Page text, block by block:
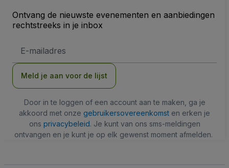
Ontvang de nieuwste evenementen en aanbiedingen
rechtstreeks in je inbox
mailadres
Meld je aan voor de lijst
Door in te loggen of een account aan te maken, ga je
akkoord met onze gebruikersovereenkomst en erken je
ons privacybeleid. Je kunt van ons sms-meldingen
ontvangen en je kunt je op elk gewenst moment afmelden.